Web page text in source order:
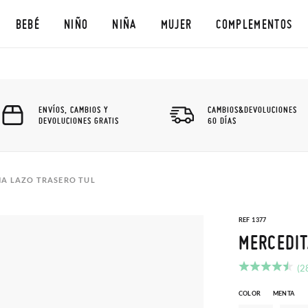
BEBÉ NIÑO NIÑA MUJER COMPLEMENTOS
ENVÍOS, CAMBIOS Y
DEVOLUCIONES GRATIS
CAMBIOS&DEVOLUCIONES
60 DÍAS
LAZO TRASERO TUL
REF 1377
COLOR MENTA